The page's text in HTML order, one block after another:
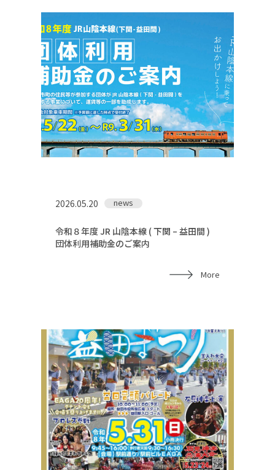
2026.05.20 news
令和８年度 JR 山陰本線 ( 下関 – 益田間 )
団体利用補助金のご案内
More